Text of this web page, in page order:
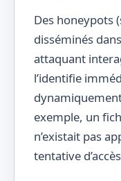
Des honeypots
disséminés
attaquant
l’identifie
exemple, un
n’existait pas
tentative